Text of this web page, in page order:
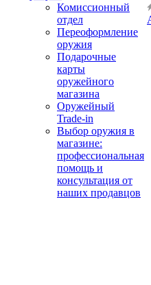
Комиссионный
отдел
Переоформление
оружия
Подарочные
карты
оружейного
магазина
Оружейный
Trade-in
Выбор оружия в
магазине:
профессиональная
помощь и
консультация от
наших продавцов